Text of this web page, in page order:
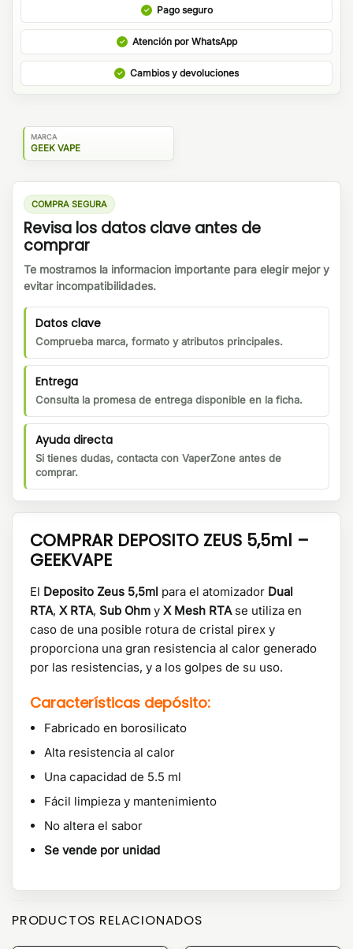
Pago seguro
Atención por WhatsApp
Cambios y devoluciones
MARCA
GEEK VAPE
COMPRA SEGURA
Revisa los datos clave antes de
comprar
Te mostramos la informacion importante para elegir mejor y
evitar incompatibilidades.
Datos clave
Comprueba marca, formato y atributos principales.
Entrega
Consulta la promesa de entrega disponible en la ficha.
Ayuda directa
Si tienes dudas, contacta con VaperZone antes de
comprar.
COMPRAR DEPOSITO ZEUS 5,5ml –
GEEKVAPE
El Deposito Zeus 5,5ml para el atomizador Dual
RTA, X RTA, Sub Ohm y X Mesh RTAse utiliza en
caso de una posible rotura de cristal pirex y
proporciona una gran resistencia al calor generado
por las resistencias, y a los golpes de su uso.
Características depósito:
Fabricado en borosilicato
Alta resistencia al calor
Una capacidad de 5.5 ml
Fácil limpieza y mantenimiento
No altera el sabor
Se vende por unidad
PRODUCTOS RELACIONADOS